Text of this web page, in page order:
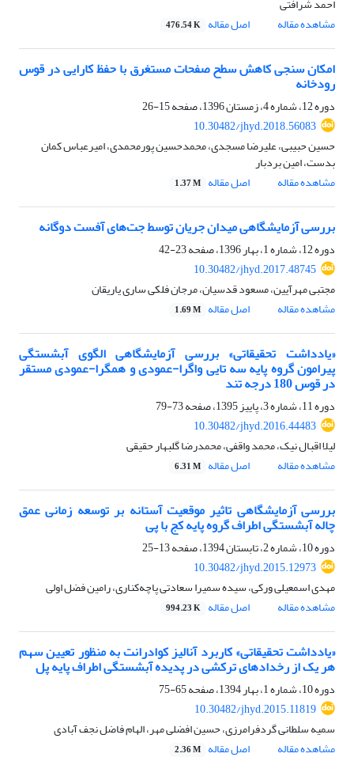
احمد شرافتی
مشاهده مقاله
اصل مقاله 476.54 K
امکان سنجی کاهش سطح صفحات مستغرق با حفظ کارایی در قوس
رودخانه
دوره 12، شماره 4، زمستان 1396، صفحه
15-26
10.30482/jhyd.2018.56083
حسین حبیبی، علیرضا مسجدی، محمدحسین پورمحمدی، امیرعباس کمان
بدست، امین بردبار
مشاهده مقاله
اصل مقاله 1.37 M
بررسی آزمایشگاهی میدان جریان توسط جت‌های آفست دوگانه
دوره 12، شماره 1، بهار 1396، صفحه
23-42
10.30482/jhyd.2017.48745
مجتبی مهرآیین، مسعود قدسیان، مرجان فلکی ساری یاریقان
مشاهده مقاله
اصل مقاله 1.69 M
«یادداشت تحقیقاتی» بررسی آزمایشگاهی الگوی آبشستگی
پیرامون گروه پایه سه تایی واگرا-عمودی و همگرا-عمودی مستقر
در قوس 180 درجه تند
دوره 11، شماره 3، پاییز 1395، صفحه
73-79
10.30482/jhyd.2016.44483
لیلا اقبال نیک، محمد واقفی، محمدرضا گلبهار حقیقی
مشاهده مقاله
اصل مقاله 6.31 M
بررسی آزمایشگاهی تاثیر موقعیت آستانه بر توسعه زمانی عمق
چاله آبشستگی اطراف گروه پایه کج با پی
دوره 10، شماره 2، تابستان 1394، صفحه
13-25
10.30482/jhyd.2015.12973
مهدی اسمعیلی ورکی، سیده سمیرا سعادتی پاچه‌کناری، رامین فضل اولی
مشاهده مقاله
اصل مقاله 994.23 K
«یادداشت تحقیقاتی» کاربرد آنالیز کوادرانت به منظور تعیین سهم
هر یک از رخدادهای ترکشی در پدیده آبشستگی اطراف پایه پل
دوره 10، شماره 1، بهار 1394، صفحه
65-75
10.30482/jhyd.2015.11819
سمیه سلطانی گردفرامرزی، حسین افضلی مهر، الهام فاضل نجف آبادی
مشاهده مقاله
اصل مقاله 2.36 M